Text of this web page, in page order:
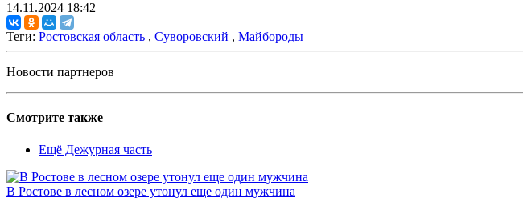
14.11.2024 18:42
Теги: Ростовская область , Суворовский , Майбороды
Новости партнеров
Смотрите также
Ещё Дежурная часть
В Ростове в лесном озере утонул еще один мужчина